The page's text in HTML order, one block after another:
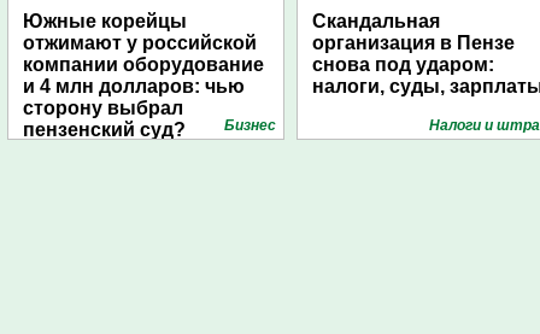
Южные корейцы
отжимают у российской
компании оборудование
и 4 млн долларов: чью
сторону выбрал
пензенский суд?
Бизнес
Скандальная
организация в Пензе
снова под ударом:
налоги, суды,
Налоги и